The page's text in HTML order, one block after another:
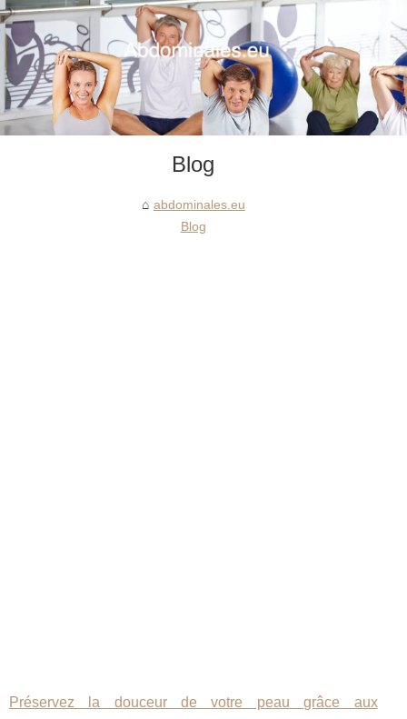
Blog
abdominales.eu
Blog
Préservez la douceur de votre peau grâce aux